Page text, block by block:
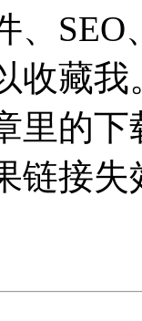
、
收藏我
的下载
链接失